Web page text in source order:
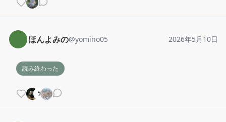
ほんよみの@yomino05 2026年5月10日
読み終わった